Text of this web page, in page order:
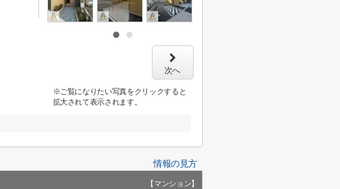
次へ
※ご覧になりたい写真をクリックすると
拡大されて表示されます。
情報の見方
【マンション】